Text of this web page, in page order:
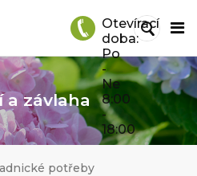
Otevírací
doba:
Po
-
Ne
8:00
-
18:00
a závlaha
potřeby